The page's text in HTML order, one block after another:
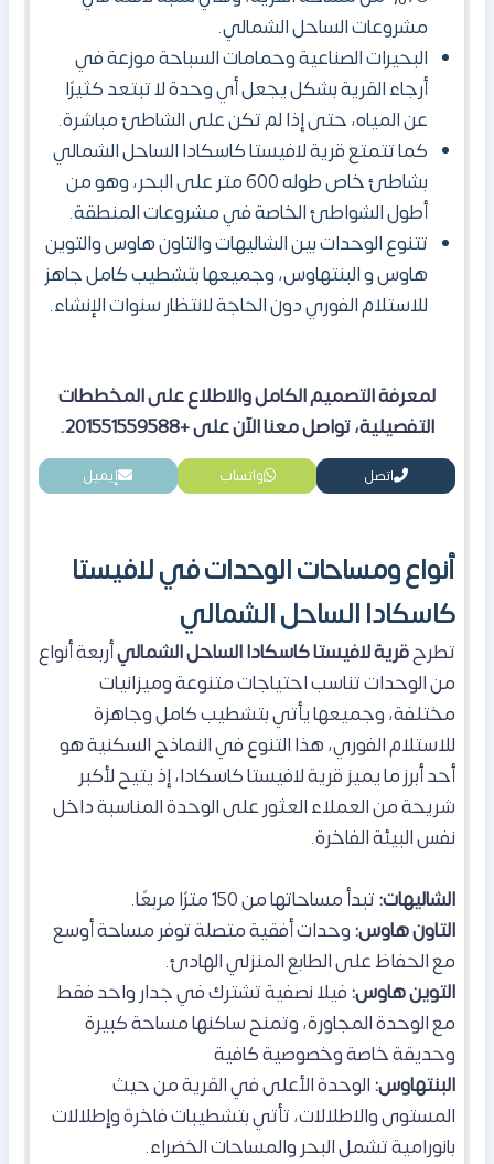
مشروعات الساحل الشمالي.
البحيرات الصناعية وحمامات السباحة موزعة في
أرجاء القرية بشكل يجعل أي وحدة لا تبتعد كثيرًا
عن المياه، حتى إذا لم تكن على الشاطئ مباشرة.
كما تتمتع قرية لافيستا كاسكادا الساحل الشمالي
بشاطئ خاص طوله 600 متر على البحر، وهو من
أطول الشواطئ الخاصة في مشروعات المنطقة.
تتنوع الوحدات بين الشاليهات والتاون هاوس والتوين
هاوس و البنتهاوس، وجميعها بتشطيب كامل جاهز
للاستلام الفوري دون الحاجة لانتظار سنوات الإنشاء.
لمعرفة التصميم الكامل والاطلاع على المخططات
التفصيلية، تواصل معنا الآن على +201551559588.
اتصل واتساب إيميل
أنواع ومساحات الوحدات في لافيستا
كاسكادا الساحل الشمالي
تطرحقرية لافيستا كاسكادا الساحل الشماليأربعة أنواع
من الوحدات تناسب احتياجات متنوعة وميزانيات
مختلفة، وجميعها يأتي بتشطيب كامل وجاهزة
للاستلام الفوري، هذا التنوع في النماذج السكنية هو
أحد أبرز ما يميز قرية لافيستا كاسكادا، إذ يتيح لأكبر
شريحة من العملاء العثور على الوحدة المناسبة داخل
نفس البيئة الفاخرة.
الشاليهات:تبدأ مساحاتها من 150 مترًا مربعًا.
التاون هاوس:وحدات أفقية متصلة توفر مساحة أوسع
مع الحفاظ على الطابع المنزلي الهادئ.
التوين هاوس:فيلا نصفية تشترك في جدار واحد فقط
مع الوحدة المجاورة، وتمنح ساكنها مساحة كبيرة
وحديقة خاصة وخصوصية كافية
البنتهاوس:الوحدة الأعلى في القرية من حيث
المستوى والاطلالات، تأتي بتشطيبات فاخرة وإطلالات
بانورامية تشمل البحر والمساحات الخضراء.